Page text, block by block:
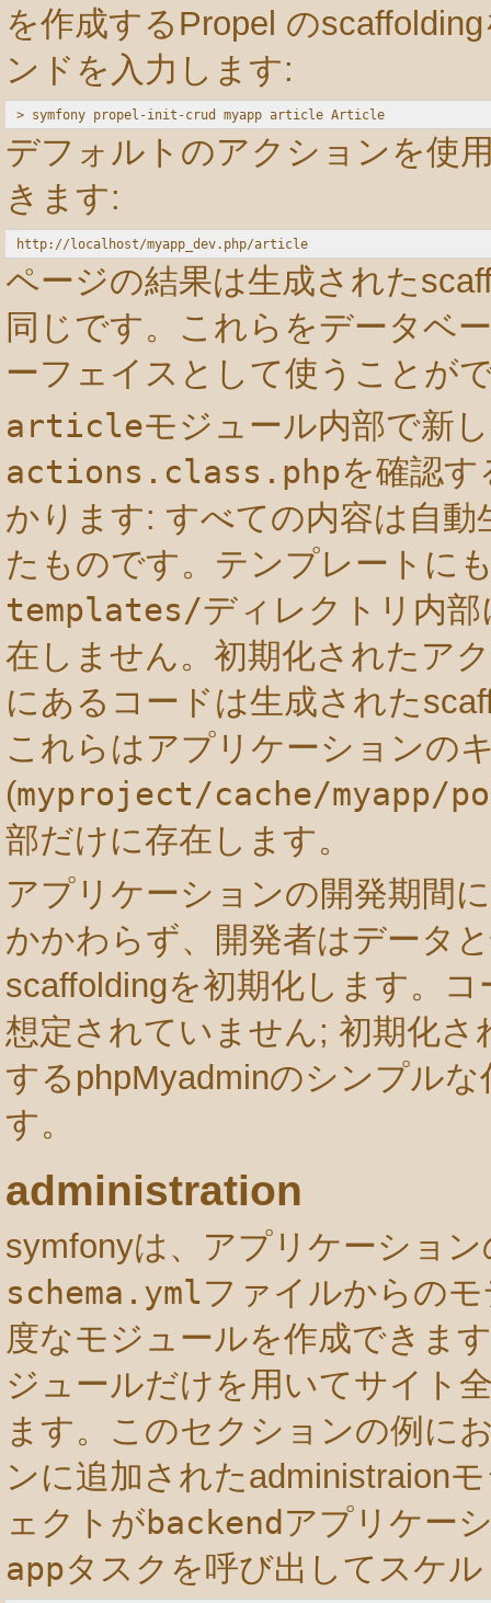
を作成するPropel の
ンドを入力します:
デフォルトのアクションを使
きます:
ページの結果は生成された
同じです。これらをデータベ
ーフェイスとして使うことが
articleモジュール内部で新
actions.class.phpを確認
かります: すべての内容は自
たものです。テンプレートに
templates/ディレクトリ内
在しません。初期化されたア
にあるコードは生成された
これらはアプリケーションの
(myproject/cache/myapp/
部だけに存在します。
アプリケーションの開発期間
かかわらず、開発者はデータ
scaffoldingを初期化します。
想定されていません; 初期化
するphpMyadminのシンプル
す。
administration
symfonyは、アプリケーショ
schema.ymlファイルからの
度なモジュールを作成できま
ジュールだけを用いてサイト
ます。このセクションの例に
ンに追加されたadministraion
ェクトがbackend アプリケー
appタスクを呼び出してスケ